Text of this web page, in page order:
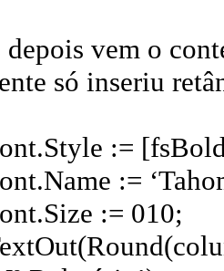
depois vem o
só inseriu
:=
:=
:= 010;